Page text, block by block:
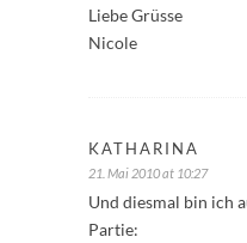
Liebe Grüsse
Nicole
KATHARINA
21. Mai 2010 at 10:27
Und diesmal bin ich
Partie: